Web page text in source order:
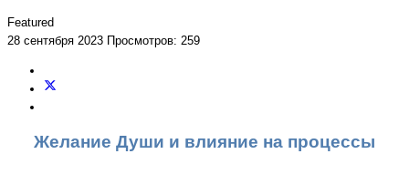
Featured
28 сентября 2023 Просмотров: 259
Желание Души и влияние на процессы